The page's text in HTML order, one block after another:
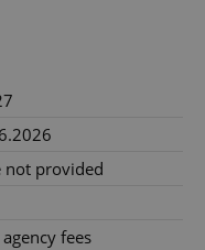
not provided
fees